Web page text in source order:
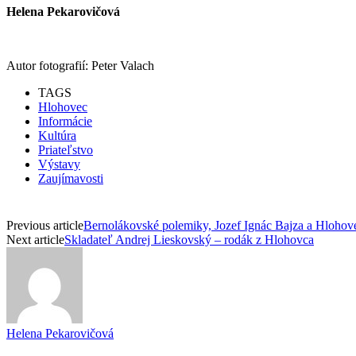
Helena Pekarovičová
Autor fotografií: Peter Valach
TAGS
Hlohovec
Informácie
Kultúra
Priateľstvo
Výstavy
Zaujímavosti
Previous articleBernolákovské polemiky, Jozef Ignác Bajza a
Next articleSkladateľ Andrej Lieskovský – rodák z Hlohovca
Helena Pekarovičová